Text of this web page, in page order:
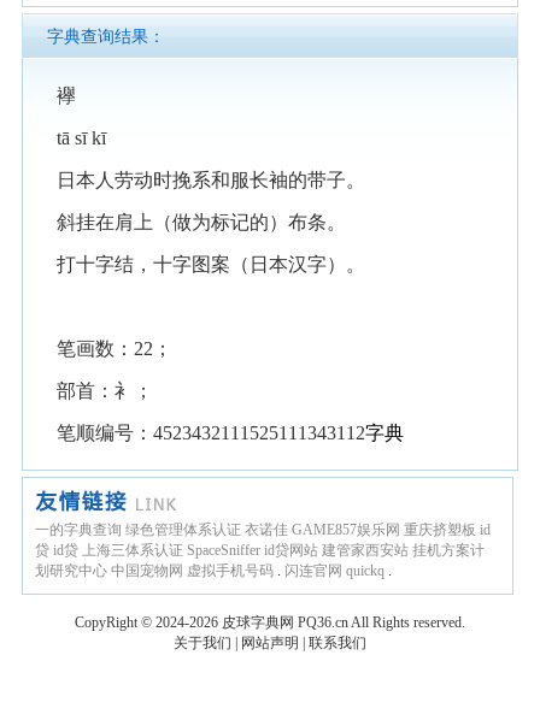
字典查询结果：
襷
tā sī kī
日本人劳动时挽系和服长袖的带子。
斜挂在肩上（做为标记的）布条。
打十字结，十字图案（日本汉字）。
笔画数：22；
部首：衤；
笔顺编号：4523432111525111343112字典
一的字典查询 绿色管理体系认证 衣诺佳 GAME857娱乐网 重庆挤塑板 id
贷 id贷 上海三体系认证 SpaceSniffer id贷网站 建管家西安站 挂机方案计
划研究中心 中国宠物网 虚拟手机号码 . 闪连官网 quickq .
CopyRight © 2024-2026 皮球字典网 PQ36.cnAll Rights reserved.
关于我们
网站声明 联系我们